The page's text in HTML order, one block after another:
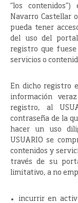
“los
Navarro Castellar
pueda tener
del uso del
registro que fuese
servicios o
En dicho registro
información
registro, al
contraseña de la
hacer un uso
USUARIO se
contenidos y
través de su
limitativo, a no
incurrir en